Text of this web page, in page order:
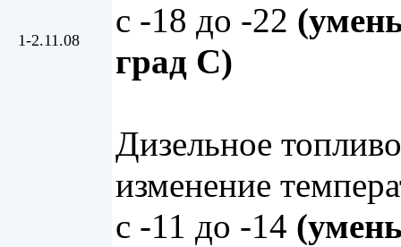
1-2.11.08
с -18 до -22
град С)
Дизельное топливо
изменение
с -11 до -14